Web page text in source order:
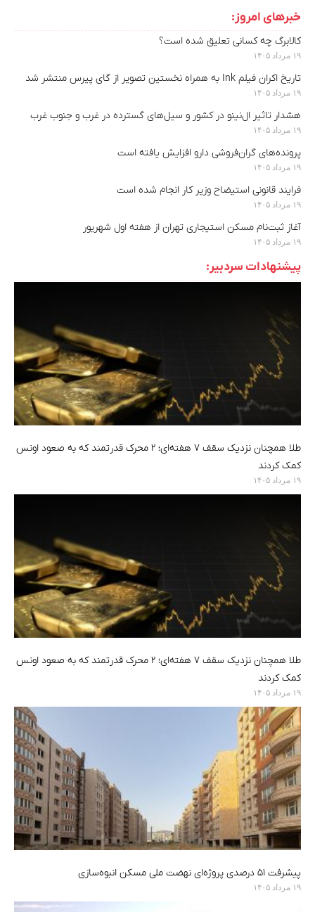
خبرهای امروز:
کالابرگ چه کسانی تعلیق شده است؟
۱۹ مرداد ۱۴۰۵
تاریخ اکران فیلم Ink به همراه نخستین تصویر از گای پیرس منتشر شد
۱۹ مرداد ۱۴۰۵
هشدار تاثیر ال‌نینو در کشور و سیل‌های گسترده در غرب و جنوب غرب
۱۹ مرداد ۱۴۰۵
پرونده‌های گران‌فروشی دارو افزایش یافته است
۱۹ مرداد ۱۴۰۵
فرایند قانونی استیضاح وزیر کار انجام شده است
۱۹ مرداد ۱۴۰۵
آغاز ثبت‌نام مسکن استیجاری تهران از هفته اول شهریور
۱۹ مرداد ۱۴۰۵
پیشنهادات سردبیر:
طلا همچنان نزدیک سقف ۷ هفته‌ای؛ ۲ محرک قدرتمند که به صعود اونس
کمک کردند
۱۹ مرداد ۱۴۰۵
طلا همچنان نزدیک سقف ۷ هفته‌ای؛ ۲ محرک قدرتمند که به صعود اونس
کمک کردند
۱۹ مرداد ۱۴۰۵
پیشرفت ۵۱ درصدی پروژه‌ای نهضت ملی مسکن انبوه‌سازی
۱۹ مرداد ۱۴۰۵